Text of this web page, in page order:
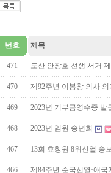
번호 제목
471 도산 안창호 선생 서거
470 제92주년 이봉창 의사
469 2023년 기부금영수증 발
468 2023년 임원 송년회
467 13회 효창원 8위선열 숭
466 제84주년 순국선열·애